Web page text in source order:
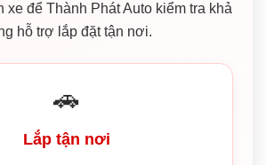
xe để Thành Phát Auto kiểm tra khả
hỗ trợ lắp đặt tận nơi.
🚗
Lắp tận nơi